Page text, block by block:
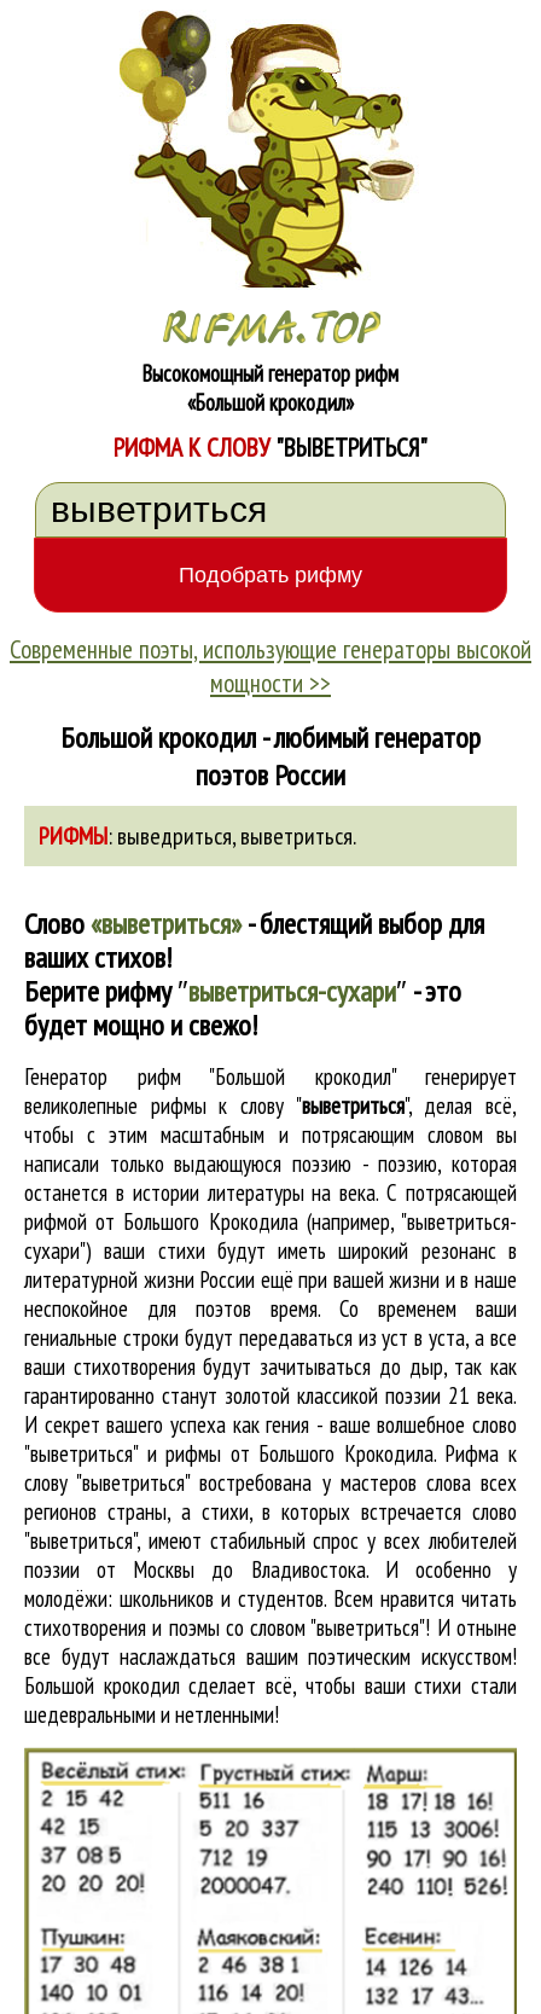
Высокомощный генератор рифм
«Большой крокодил»
РИФМА К СЛОВУ"ВЫВЕТРИТЬСЯ"
Современные поэты, использующие генераторы высокой
мощности >>
Большой крокодил - любимый генератор
поэтов России
РИФМЫ:выведриться,выветриться.
Слово«выветриться»- блестящий выбор для
ваших стихов!
Берите рифму″выветриться-сухари″ - это
будет мощно и свежо!
Генератор рифм "Большой крокодил" генерирует
великолепные рифмы к слову "выветриться", делая всё,
чтобы с этим масштабным и потрясающим словом вы
написали только выдающуюся поэзию - поэзию, которая
останется в истории литературы на века. С потрясающей
рифмой от Большого Крокодила (например, "выветриться-
сухари") ваши стихи будут иметь широкий резонанс в
литературной жизни России ещё при вашей жизни и в наше
неспокойное для поэтов время. Со временем ваши
гениальные строки будут передаваться из уст в уста, а все
ваши стихотворения будут зачитываться до дыр, так как
гарантированно станут золотой классикой поэзии 21 века.
И секрет вашего успеха как гения - ваше волшебное слово
"выветриться" и рифмы от Большого Крокодила. Рифма к
слову "выветриться" востребована у мастеров слова всех
регионов страны, а стихи, в которых встречается слово
"выветриться", имеют стабильный спрос у всех любителей
поэзии от Москвы до Владивостока. И особенно у
молодёжи: школьников и студентов. Всем нравится читать
стихотворения и поэмы со словом "выветриться"! И отныне
все будут наслаждаться вашим поэтическим искусством!
Большой крокодил cделает всё, чтобы ваши стихи стали
шедевральными и нетленными!